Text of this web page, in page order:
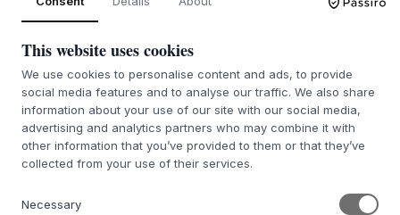
TOM DIXON
Thread Throw
138 €
HÜBSCH
Tento Plaid
SALE 25%
This website uses cookies
We use cookies to personalise content and ads, to provide
social media features and to analyse our traffic. We also share
information about your use of our site with our social media,
advertising and analytics partners who may combine it with
other information that you’ve provided to them or that they’ve
collected from your use of their services.
Necessary